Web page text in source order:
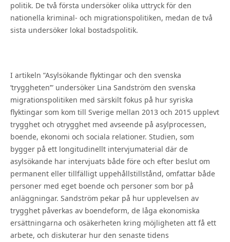
politik. De två första undersöker olika uttryck för den
nationella kriminal- och migrationspolitiken, medan de två
sista undersöker lokal bostadspolitik.
I artikeln ”Asylsökande flyktingar och den svenska
’tryggheten’” undersöker Lina Sandström den svenska
migrationspolitiken med särskilt fokus på hur syriska
flyktingar som kom till Sverige mellan 2013 och 2015 upplevt
trygghet och otrygghet med avseende på asylprocessen,
boende, ekonomi och sociala relationer. Studien, som
bygger på ett longitudinellt intervjumaterial där de
asylsökande har intervjuats både före och efter beslut om
permanent eller tillfälligt uppehållstillstånd, omfattar både
personer med eget boende och personer som bor på
anläggningar. Sandström pekar på hur upplevelsen av
trygghet påverkas av boendeform, de låga ekonomiska
ersättningarna och osäkerheten kring möjligheten att få ett
arbete, och diskuterar hur den senaste tidens